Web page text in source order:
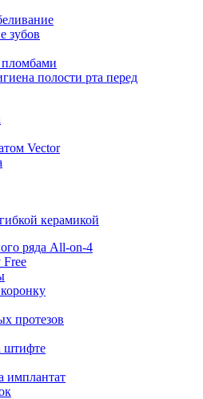
зубов
пломбами
полости рта перед
Vector
керамикой
ряда All‑on‑4
протезов
штифте
имплантат